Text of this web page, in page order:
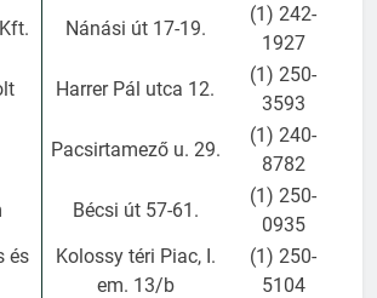
Nánási út 17-19.
(1) 242-
1927
Harrer Pál utca 12.
(1) 250-
3593
Pacsirtamező u. 29.
(1) 240-
8782
Bécsi út 57-61.
(1) 250-
0935
és
Kolossy téri Piac, I.
em. 13/b
(1) 250-
5104